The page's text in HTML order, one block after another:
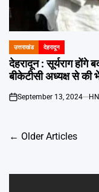
POSTED
IN
उत्तराखंड देहरादून
देहरादून : सूर्यराग होंगे
बीकेटीसी अध्यक्ष से की
on
September 13, 2024
Posts
← Older Articles